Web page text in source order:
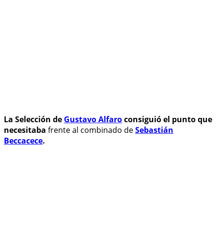
La Selección de Gustavo Alfaroconsiguió el punto que
necesitaba frente al combinado deSebastián
Beccacece.